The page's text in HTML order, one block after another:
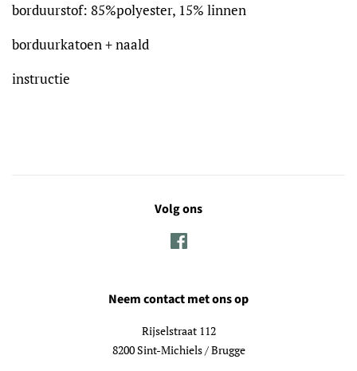
borduurstof: 85%polyester, 15% linnen
borduurkatoen + naald
instructie
Volg ons
Neem contact met ons op
Rijselstraat 112
8200 Sint-Michiels / Brugge